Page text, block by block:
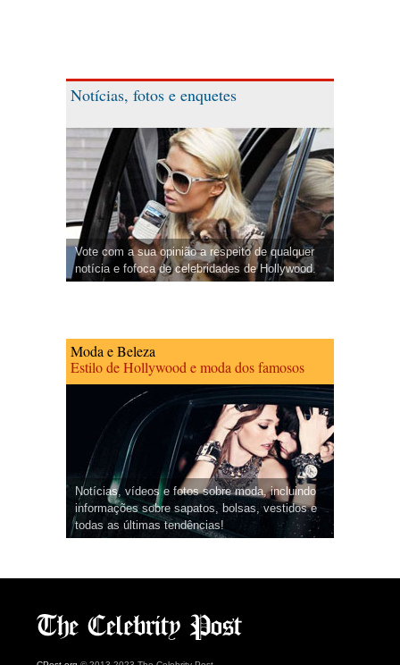
Notícias, fotos e enquetes
Vote com a sua opinião a respeito de qualquer
notícia e fofoca de celebridades de Hollywood.
Moda e Beleza
Estilo de Hollywood e moda dos famosos
Notícias, vídeos e fotos sobre moda, incluindo
informações sobre sapatos, bolsas, vestidos e
todas as últimas tendências!